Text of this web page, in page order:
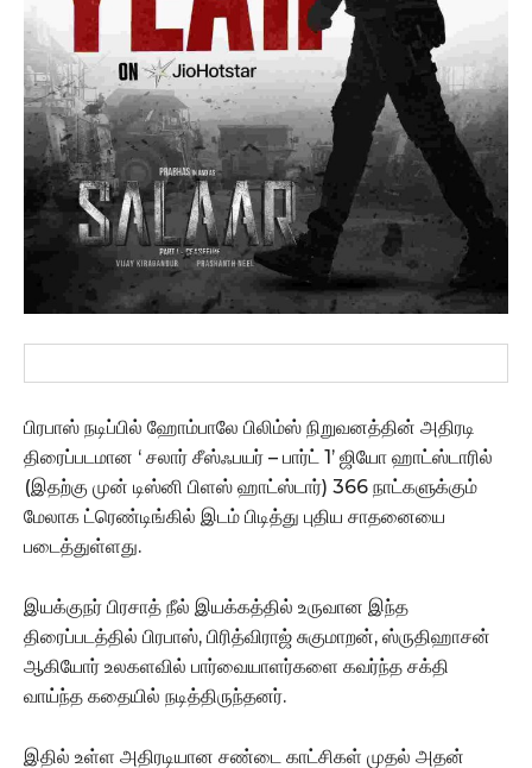
பிரபாஸ் நடிப்பில் ஹோம்பாலே பிலிம்ஸ் நிறுவனத்தின் அதிரடி
திரைப்படமான ‘ சலார் சீஸ்ஃபயர் – பார்ட் 1’ ஜியோ ஹாட்ஸ்டாரில்
(இதற்கு முன் டிஸ்னி பிளஸ் ஹாட்ஸ்டார்) 366 நாட்களுக்கும்
மேலாக ட்ரெண்டிங்கில் இடம் பிடித்து புதிய சாதனையை
படைத்துள்ளது.
இயக்குநர் பிரசாத் நீல் இயக்கத்தில் உருவான இந்த
திரைப்படத்தில் பிரபாஸ், பிரித்விராஜ் சுகுமாறன், ஸ்ருதிஹாசன்
ஆகியோர் உலகளவில் பார்வையாளர்களை கவர்ந்த சக்தி
வாய்ந்த கதையில் நடித்திருந்தனர்.
இதில் உள்ள அதிரடியான சண்டை காட்சிகள் முதல் அதன்